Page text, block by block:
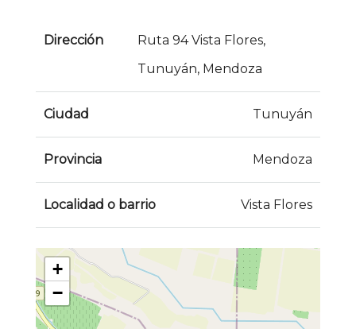
Dirección
Ruta 94 Vista Flores,
Tunuyán, Mendoza
Ciudad Tunuyán
Provincia Mendoza
Localidad o barrio Vista Flores
+
−